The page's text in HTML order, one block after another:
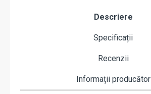
Descriere
Specificații
Recenzii
Informații producător